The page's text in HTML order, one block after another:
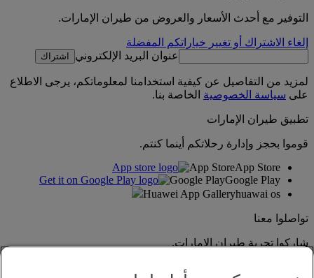
التوفير مع أحدث الأسعار والعروض من طيران الإمارات.
إلغاء الاشتراك أو تغيير خياراتكم المفضلة
عنوان البريد الإلكتروني
اشتراك
لمزيد من التفاصيل عن كيفية استخدامنا لمعلوماتكم، يرجى الاطلاع
على سياسة الخصوصية الخاصة بنا.
تطبيق طيران الإمارات
قوموا بحجز وإدارة رحلاتكم أينما كنتم.
App StoreApp Store
Google PlayGoogle Play
Huawei App Galleryhuawai os
تواصلوا معنا
شاركوا تجربة طيران الإمارات.